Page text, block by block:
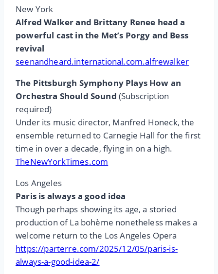
New York
Alfred Walker and Brittany Renee head a
powerful cast in the Met’s Porgy and Bess
revival
seenandheard.international.com.alfrewalker
The Pittsburgh Symphony Plays How an
Orchestra Should Sound (Subscription
required)
Under its music director, Manfred Honeck, the
ensemble returned to Carnegie Hall for the first
time in over a decade, flying in on a high.
TheNewYorkTimes.com
Los Angeles
Paris is always a good idea
Though perhaps showing its age, a storied
production of La bohème nonetheless makes a
welcome return to the Los Angeles Opera
https://parterre.com/2025/12/05/paris-is-
always-a-good-idea-2/